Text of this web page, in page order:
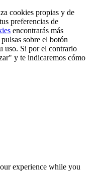
cookies propias y de
preferencias de
encontrarás más
sobre el botón
uso. Si por el contrario
y te indicaremos cómo
experience while you